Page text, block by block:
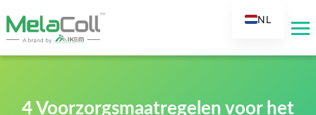
4 Voorzorgsmaatregelen voor het
NL
ES